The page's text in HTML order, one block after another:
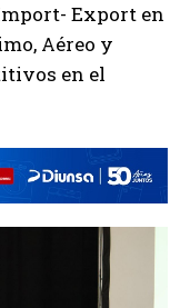
Export en
Aéreo y
en el